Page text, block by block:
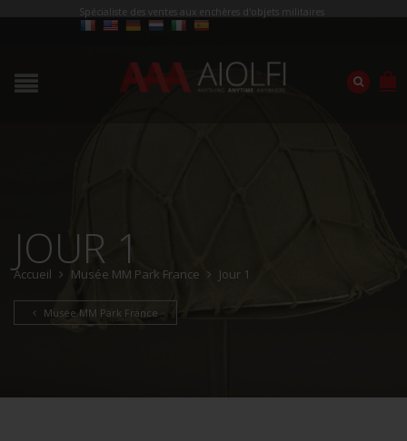
Spécialiste des ventes aux enchères d'objets militaires
JOUR 1
Accueil Musée MM Park France Jour 1
Musée MM Park France